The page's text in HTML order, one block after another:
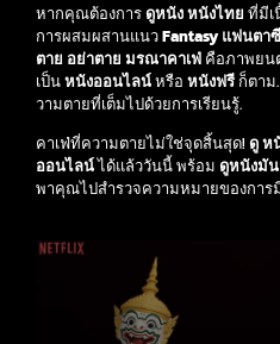
หากคุณต้องการ ดูหนังหนังไทย ที่มีเ
การผสมผสานแนวFantasy แฟนตาซี
ตาย อย่าตาย มรณาคาเฟ่ คือภาพยน
เป็นหนังออนไลน์หรือ หนังฟรี ก็ตา
วามตายที่เต็มไปด้วยการเรียนรู้.
คาเฟ่ที่ความตายไม่ใช่จุดสิ้นสุด! ดู ห
ออนไลน์ได้แล้ววันนี้ พร้อม ดูหนังมั
พาคุณไปสำรวจความหมายของการ